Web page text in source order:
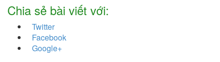
Chia sẻ bài viết với:
Twitter
Facebook
Google+